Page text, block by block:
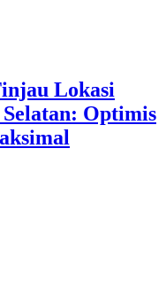
Lokasi
Optimis